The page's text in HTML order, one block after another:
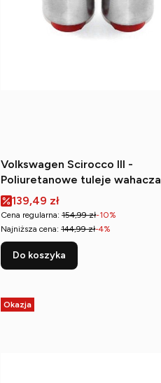
Volkswagen Scirocco III -
Poliuretanowe tuleje wahacza
tylnego dolnego (zewnętrzne)
Cena promocyjna
139,49 zł
Cena regularna: 154,99 zł-10%
Najniższa cena: 144,99 zł-4%
Do koszyka
Okazja